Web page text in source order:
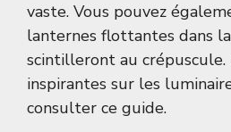
vaste. Vous pouvez
lanternes flottantes dans
scintilleront au crépuscule.
inspirantes sur les
consulter ce guide.